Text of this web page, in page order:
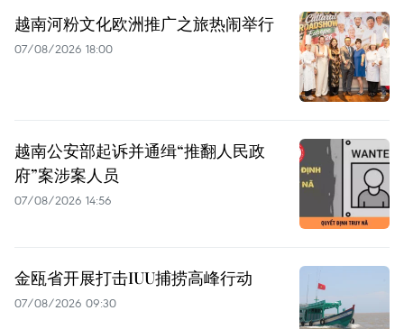
越南河粉文化欧洲推广之旅热闹举行
07/08/2026 18:00
越南公安部起诉并通缉“推翻人民政
府”案涉案人员
07/08/2026 14:56
金瓯省开展打击IUU捕捞高峰行动
07/08/2026 09:30